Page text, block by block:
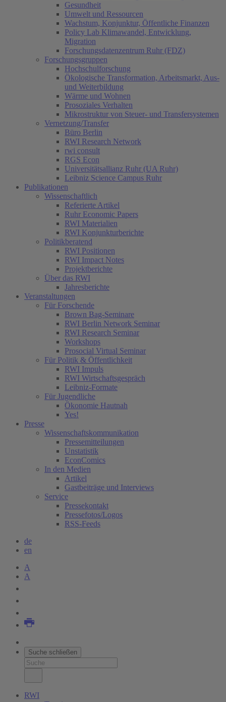
Gesundheit
Umwelt und Ressourcen
Wachstum, Konjunktur, Öffentliche Finanzen
Policy Lab Klimawandel, Entwicklung,
Migration
Forschungsdatenzentrum Ruhr (FDZ)
Forschungsgruppen
Hochschulforschung
Ökologische Transformation, Arbeitsmarkt, Aus-
und Weiterbildung
Wärme und Wohnen
Prosoziales Verhalten
Mikrostruktur von Steuer- und Transfersystemen
Vernetzung/Transfer
Büro Berlin
RWI Research Network
rwi consult
RGS Econ
Universitätsallianz Ruhr (UA Ruhr)
Leibniz Science Campus Ruhr
Publikationen
Wissenschaftlich
Referierte Artikel
Ruhr Economic Papers
RWI Materialien
RWI Konjunkturberichte
Politikberatend
RWI Positionen
RWI Impact Notes
Projektberichte
Über das RWI
Jahresberichte
Veranstaltungen
Für Forschende
Brown Bag-Seminare
RWI Berlin Network Seminar
RWI Research Seminar
Workshops
Prosocial Virtual Seminar
Für Politik & Öffentlichkeit
RWI Impuls
RWI Wirtschaftsgespräch
Leibniz-Formate
Für Jugendliche
Ökonomie Hautnah
Yes!
Presse
Wissenschaftskommunikation
Pressemitteilungen
Unstatistik
EconComics
In den Medien
Artikel
Gastbeiträge und Interviews
Service
Pressekontakt
Pressefotos/Logos
RSS-Feeds
de
en
A
A
Suche schließen
RWI